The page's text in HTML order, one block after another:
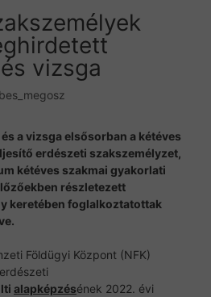
vizsga
a vizsga elsősorban a kétéves
erdészeti szakszemélyzet,
kétéves szakmai gyakorlati
részletezett
keretében foglalkoztatottak
Földügyi Központ (NFK)
alapképzésének 2022. évi